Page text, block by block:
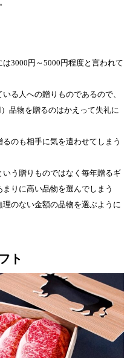
3000円～5000円程度と言われて
る人への贈りものであるので、
品物を贈るのはかえって失礼に
のも相手に気を遣わせてしまう
う贈りものではなく毎年贈るギ
りに高い品物を選んでしまう
のない金額の品物を選ぶように
ト